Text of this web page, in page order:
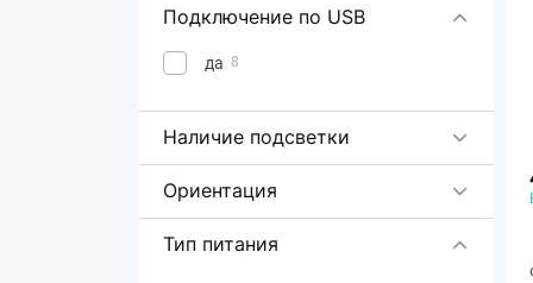
12
Keychron
Подключение по USB
да 8
Наличие подсветки
Ориентация
Тип питания